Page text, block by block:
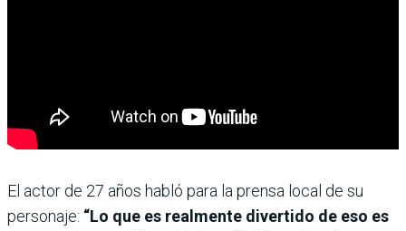
El actor de 27 años habló para la prensa local de su
personaje: “Lo que es realmente divertido de eso es